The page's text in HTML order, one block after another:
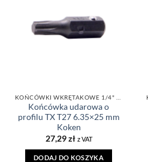
Końcówka udarowa o
profilu TX T27 6.35×25 mm
Koken
27,29zł z VAT
DODAJ DO KOSZYKA